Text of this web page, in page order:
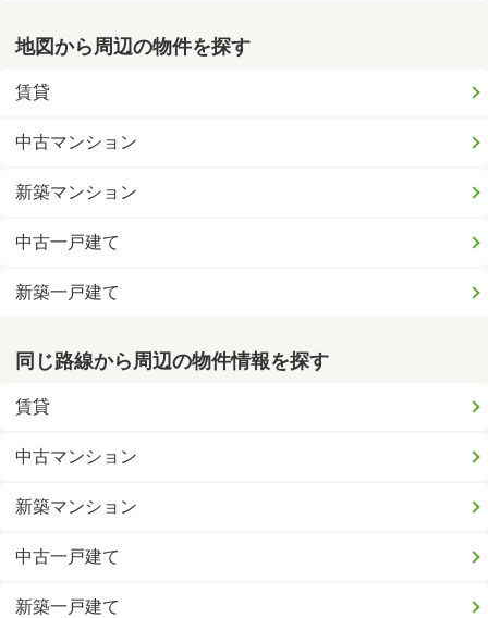
地図から周辺の物件を探す
賃貸
中古マンション
新築マンション
中古一戸建て
新築一戸建て
同じ路線から周辺の物件情報を探す
賃貸
中古マンション
新築マンション
中古一戸建て
新築一戸建て